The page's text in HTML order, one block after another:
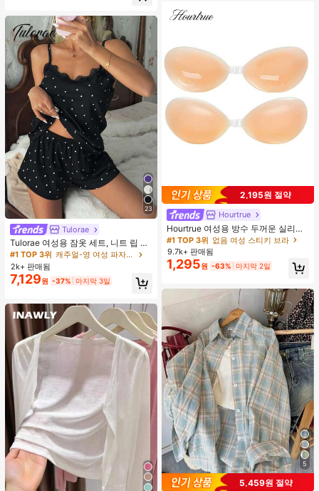
23
Tulorae
Tulorae 여성용 잠옷 세트, 니트 립 원
단, 하트 프린트 대비 레이스 트림, 로
맨틱 달콤 귀여운 섹시 캐미솔 & 반바
지 베이비돌 잠옷 세트 투피스 나이트
세트 섹시 잠옷 세트 여성용 잠옷 롬퍼
투피스 잠옷 세트 여성용 잠옷 세트 도
트 잠옷 세트 잠옷 반바지 세트 투피스
잠옷 세트 여성용 여름 세트 도트 반바
지 세트 여성용 잠옷 세트 반바지 잠옷
세트 여성용 투피스 여름 라운지 세트
#1 TOP 3위
캐주얼-영 여성 파자마 세트
2k+ 판매됨
7,129원 -37% 마지막 3일
2,195원 절약
Hourtrue
Hourtrue 여성용 방수 두꺼운 실리콘
가슴 페탈, 작은 가슴 리프트업 & 푸시
인용, 웨딩 촬영 및 들러리용
#1 TOP 3위 없음 여성 스티키 브라
9.7k+ 판매됨
1,295원 -63% 마지막 2일
5
5,459원 절약